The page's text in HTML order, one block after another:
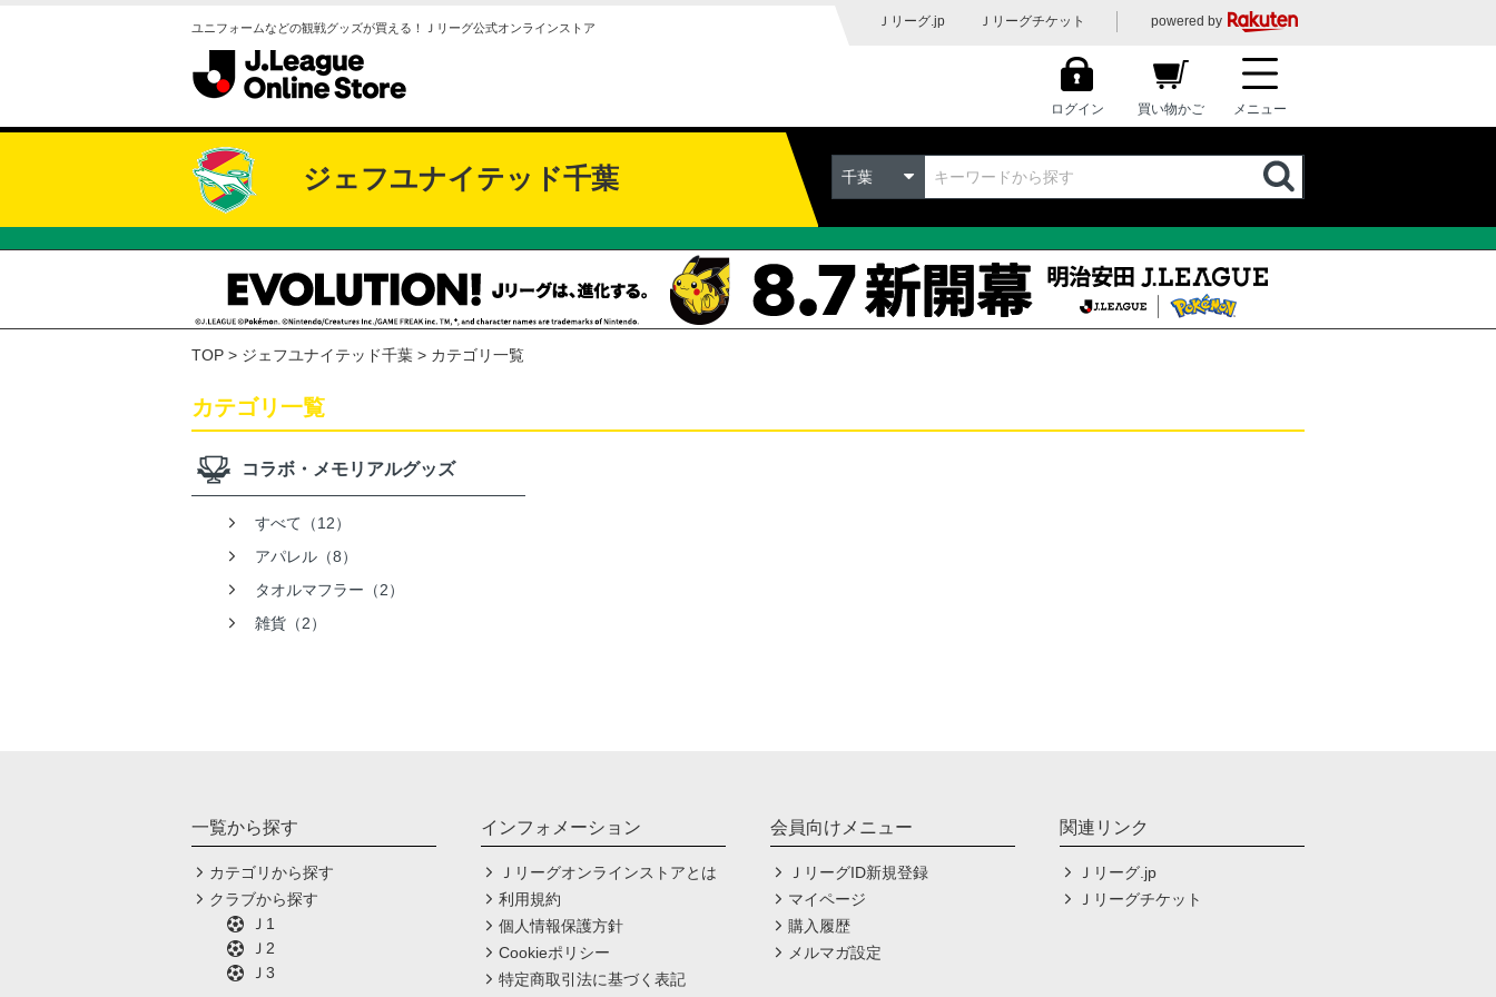
ユニフォームなどの観戦グッズが買える！Ｊリーグ公式オンラインストア Ｊリーグ.jp Ｊリーグチケット powered by
ログイン 買い物かご メニュー
ジェフユナイテッド千葉 千葉
TOP ジェフユナイテッド千葉 カテゴリ一覧
カテゴリ一覧
コラボ・メモリアルグッズ
すべて（12）
アパレル（8）
タオルマフラー（2）
雑貨（2）
一覧から探す
カテゴリから探す
クラブから探す
Ｊ1
Ｊ2
Ｊ3
インフォメーション
Ｊリーグオンラインストアとは
利用規約
個人情報保護方針
Cookieポリシー
特定商取引法に基づく表記
会員向けメニュー
ＪリーグID新規登録
マイページ
購入履歴
メルマガ設定
関連リンク
Ｊリーグ.jp
Ｊリーグチケット